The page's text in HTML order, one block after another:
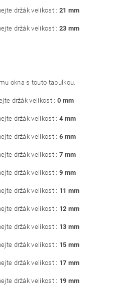
držák velikosti: 21 mm
držák velikosti: 23 mm
okna s touto tabulkou.
držák velikosti: 0 mm
držák velikosti: 4 mm
držák velikosti: 6 mm
držák velikosti: 7 mm
držák velikosti: 9 mm
držák velikosti: 11 mm
držák velikosti: 12 mm
držák velikosti: 13 mm
držák velikosti: 15 mm
držák velikosti: 17 mm
držák velikosti: 19 mm